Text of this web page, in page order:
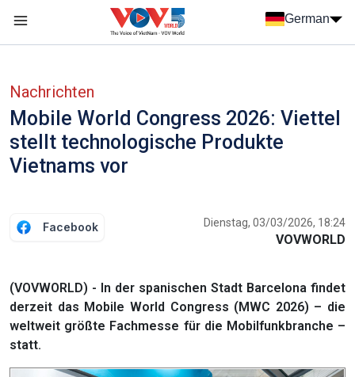
German
Nachrichten
Mobile World Congress 2026: Viettel
stellt technologische Produkte
Vietnams vor
Facebook Dienstag, 03/03/2026, 18:24
VOVWORLD
(VOVWORLD) - In der spanischen Stadt Barcelona findet
derzeit das Mobile World Congress (MWC 2026) – die
weltweit größte Fachmesse für die Mobilfunkbranche –
statt.